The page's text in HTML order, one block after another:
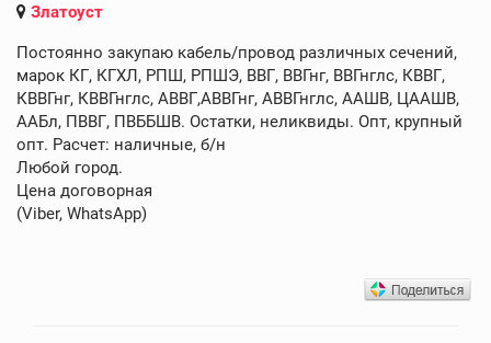
Златоуст
Постоянно закупаю кабель/провод различных сечений,
марок КГ, КГХЛ, РПШ, РПШЭ, ВВГ, ВВГнг, ВВГнглс, КВВГ,
КВВГнг, КВВГнглс, АВВГ,АВВГнг, АВВГнглс, ААШВ, ЦААШВ,
ААБл, ПВВГ, ПВББШВ. Остатки, неликвиды. Опт, крупный
опт. Расчет: наличные, б/н
Любой город.
Цена договорная
(Viber, WhatsApp)